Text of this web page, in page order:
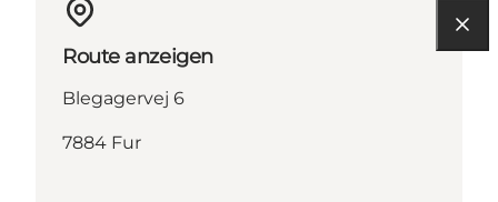
Route anzeigen
Blegagervej 6
7884 Fur